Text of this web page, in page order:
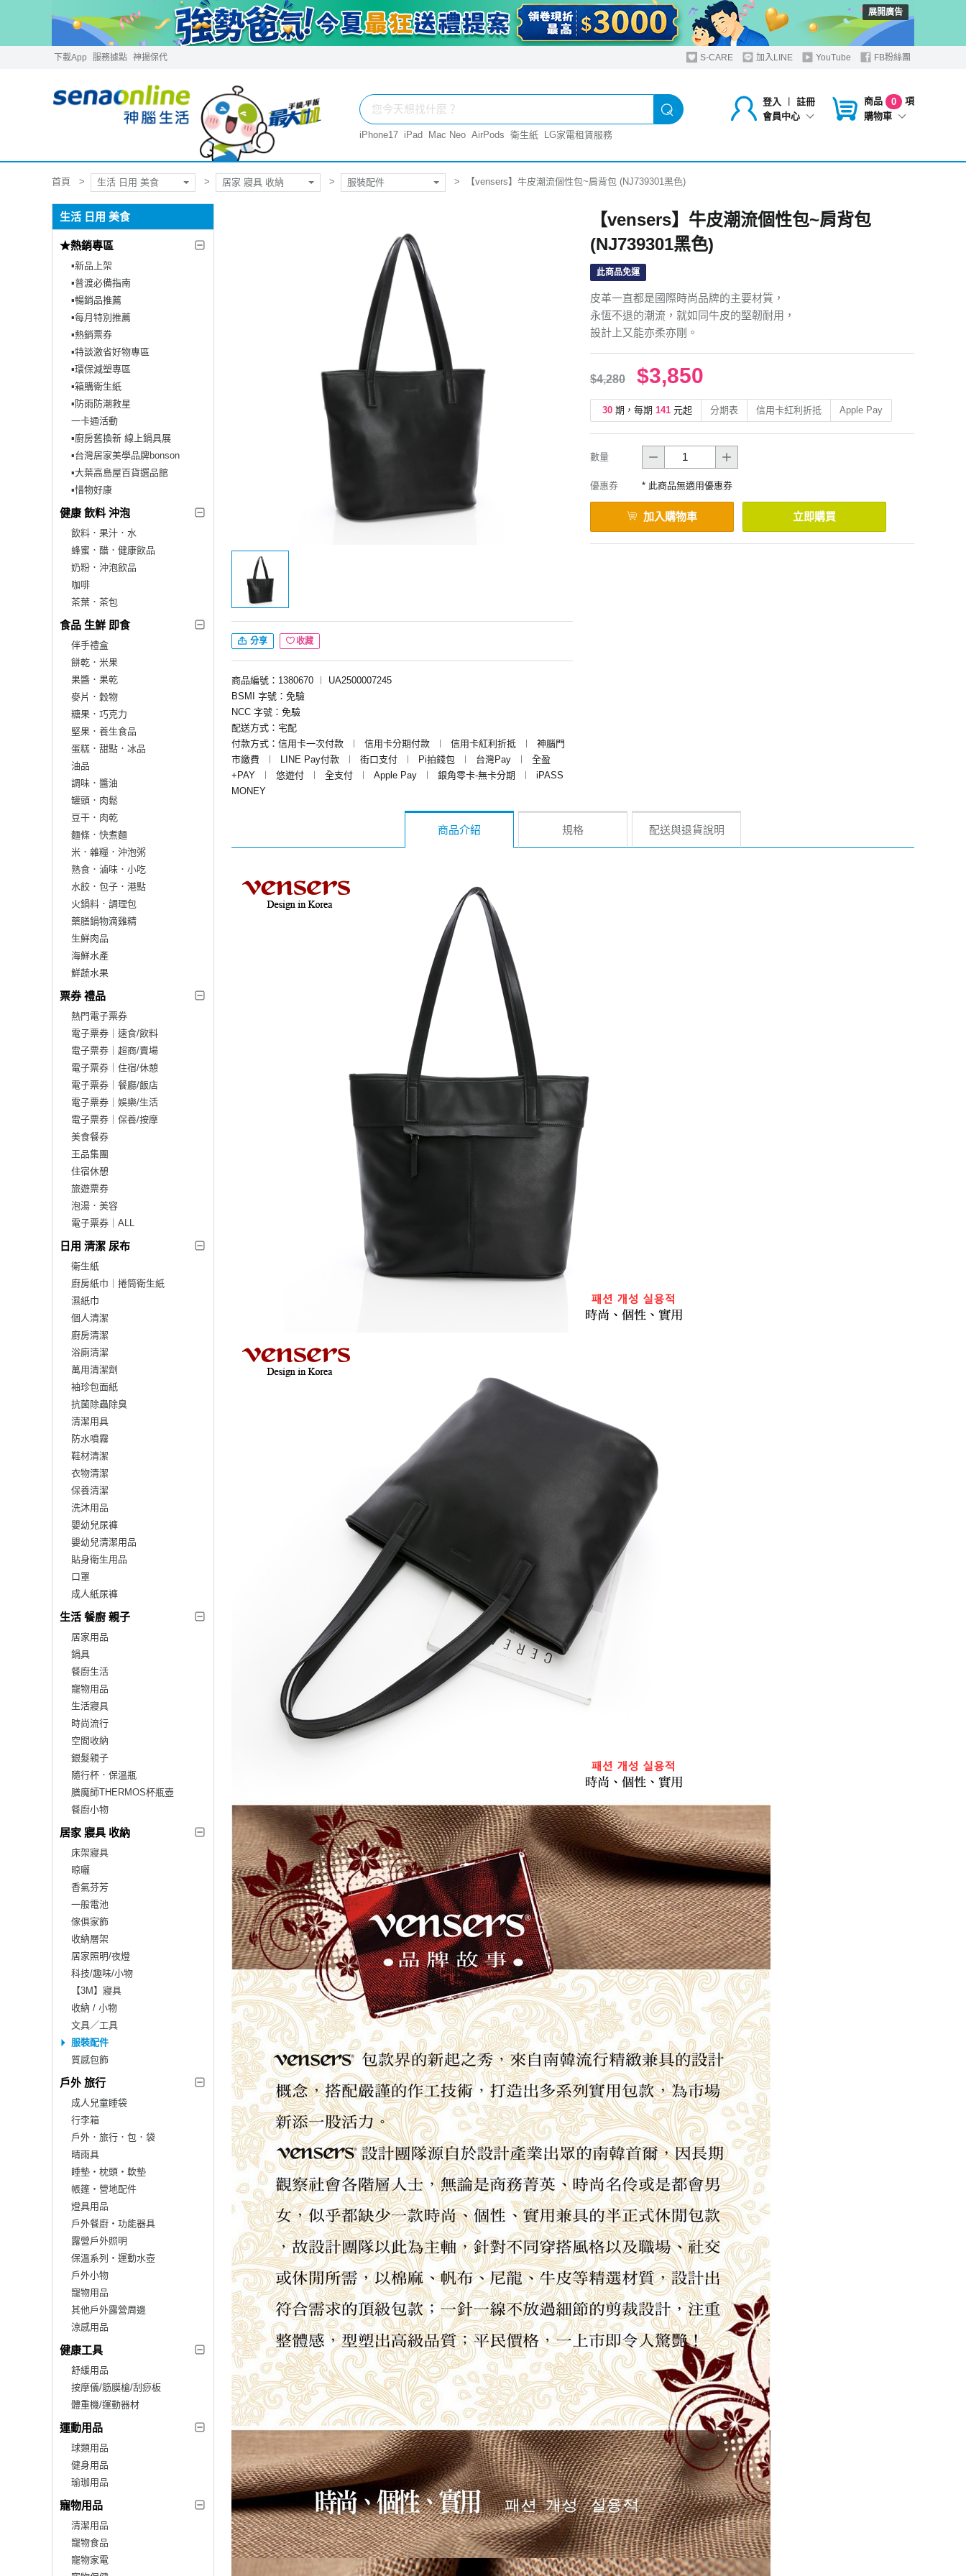
展開廣告
下載App 服務據點 神揚保代 S-CARE 加入LINE YouTube FB粉絲團
登入 ︱
註冊
會員中心
商品 0
項
購物車
iPhone17 iPad Mac Neo AirPods 衛生紙 LG家電租賃服務
首頁 生活 日用 美食 居家 寢具 收納 服裝配件 【vensers】牛皮潮流個性包~肩背包 (NJ739301黑色)
生活 日用 美食
★熱銷專區
▪︎新品上架
▪︎普渡必備指南
▪︎暢銷品推薦
▪︎每月特別推薦
▪︎熱銷票券
▪︎特談激省好物專區
▪︎環保減塑專區
▪︎箱購衛生紙
▪︎防雨防潮救星
一卡通活動
▪︎廚房舊換新 線上鍋具展
▪︎台灣居家美學品牌bonson
▪︎大葉高島屋百貨選品館
▪︎惜物好康
健康 飲料 沖泡
飲料．果汁．水
蜂蜜．醋．健康飲品
奶粉．沖泡飲品
咖啡
茶葉．茶包
食品 生鮮 即食
伴手禮盒
餅乾．米果
果醬．果乾
麥片．穀物
糖果．巧克力
堅果．養生食品
蛋糕．甜點．冰品
油品
調味．醬油
罐頭．肉鬆
豆干．肉乾
麵條．快煮麵
米．雜糧．沖泡粥
熟食．滷味．小吃
水餃．包子．港點
火鍋料．調理包
藥膳鍋物滴雞精
生鮮肉品
海鮮水產
鮮蔬水果
票券 禮品
熱門電子票券
電子票券｜速食/飲料
電子票券｜超商/賣場
電子票券｜住宿/休憩
電子票券｜餐廳/飯店
電子票券｜娛樂/生活
電子票券｜保養/按摩
美食餐券
王品集團
住宿休憩
旅遊票券
泡湯．美容
電子票券｜ALL
日用 清潔 尿布
衛生紙
廚房紙巾｜捲筒衛生紙
濕紙巾
個人清潔
廚房清潔
浴廁清潔
萬用清潔劑
袖珍包面紙
抗菌除蟲除臭
清潔用具
防水噴霧
鞋材清潔
衣物清潔
保養清潔
洗沐用品
嬰幼兒尿褲
嬰幼兒清潔用品
貼身衛生用品
口罩
成人紙尿褲
生活 餐廚 親子
居家用品
鍋具
餐廚生活
寵物用品
生活寢具
時尚流行
空間收納
銀髮親子
隨行杯．保溫瓶
膳魔師THERMOS杯瓶壺
餐廚小物
居家 寢具 收納
床架寢具
晾曬
香氣芬芳
一般電池
傢俱家飾
收納層架
居家照明/夜燈
科技/趣味/小物
【3M】寢具
收納 / 小物
文具／工具
服裝配件
質感包飾
戶外 旅行
成人兒童睡袋
行李箱
戶外．旅行．包．袋
晴雨具
睡墊‧枕頭‧軟墊
帳篷‧營地配件
燈具用品
戶外餐廚‧功能器具
露營戶外照明
保溫系列‧運動水壺
戶外小物
寵物用品
其他戶外露營周邊
涼感用品
健康工具
舒緩用品
按摩儀/筋膜槍/刮痧板
體重機/運動器材
運動用品
球類用品
健身用品
瑜珈用品
寵物用品
清潔用品
寵物食品
寵物家電
分享 收藏
商品編號：1380670 ︱
UA2500007245
BSMI 字號：免驗
NCC 字號：免驗
配送方式：宅配
付款方式：信用卡一次付款
︱ 信用卡分期付款 ︱ 信用卡紅利折抵 ︱
神腦門
市繳費
︱ LINE Pay付款 ︱ 街口支付 ︱ Pi拍錢包 ︱ 台灣Pay ︱
全盈
+PAY
︱ 悠遊付 ︱ 全支付 ︱ Apple Pay ︱ 銀角零卡-無卡分期 ︱
iPASS
MONEY
【vensers】牛皮潮流個性包~肩背包
(NJ739301黑色)
此商品免運
皮革一直都是國際時尚品牌的主要材質，
永恆不退的潮流，就如同牛皮的堅韌耐用，
設計上又能亦柔亦剛。
$4,280 $3,850
30 期，每期 141 元起 分期表 信用卡紅利折抵 Apple Pay
數量
優惠券 * 此商品無適用優惠券
加入購物車 立即購買
商品介紹 規格 配送與退貨說明